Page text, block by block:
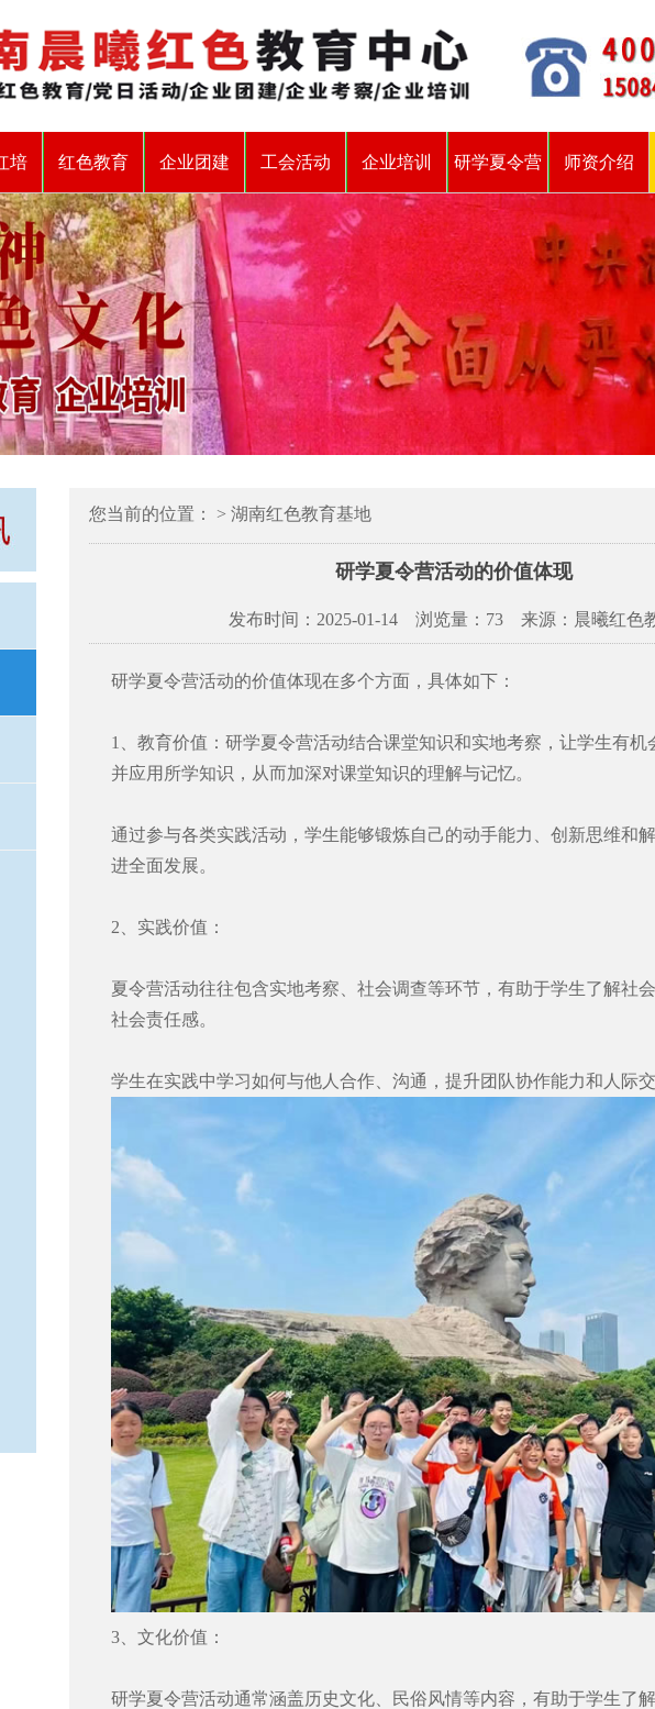
培 红色教育 企业团建 工会活动 企业培训 研学夏令营 师资介绍
您当前的位置： > 湖南红色教育基地
研学夏令营活动的价值体现
发布时间：2025-01-14 浏览量： 73 来源：晨曦红色
研学夏令营活动的价值体现在多个方面，具体如下：
1、教育价值：研学夏令营活动结合课堂知识和实地考察，让学生有机
并应用所学知识，从而加深对课堂知识的理解与记忆。
通过参与各类实践活动，学生能够锻炼自己的动手能力、创新思维和
进全面发展。
2、实践价值：
夏令营活动往往包含实地考察、社会调查等环节，有助于学生了解社
社会责任感。
学生在实践中学习如何与他人合作、沟通，提升团队协作能力和人际交
3、文化价值：
研学夏令营活动通常涵盖历史文化、民俗风情等内容，有助于学生了